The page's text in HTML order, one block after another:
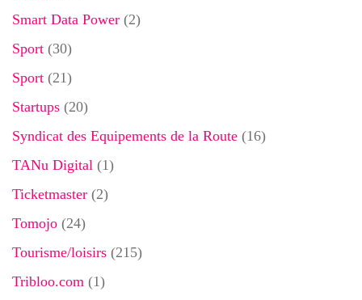
Smart Data Power (2)
Sport (30)
Sport (21)
Startups (20)
Syndicat des Equipements de la Route (16)
TANu Digital (1)
Ticketmaster (2)
Tomojo (24)
Tourisme/loisirs (215)
Tribloo.com (1)